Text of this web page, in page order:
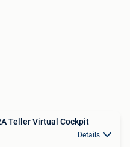
Teller Virtual Cockpit
Details